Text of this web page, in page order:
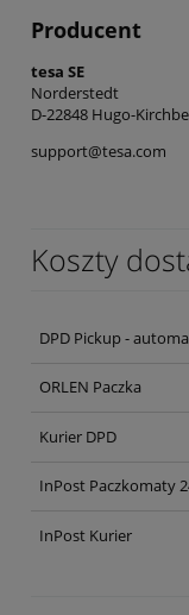
Producent
tesa SE
Norderstedt
D-22848 Hugo-
support@tesa.com
Koszty
Cena nie zawiera
DPD Pickup -
ORLEN Paczka
Kurier DPD
InPost Paczkomaty
InPost Kurier